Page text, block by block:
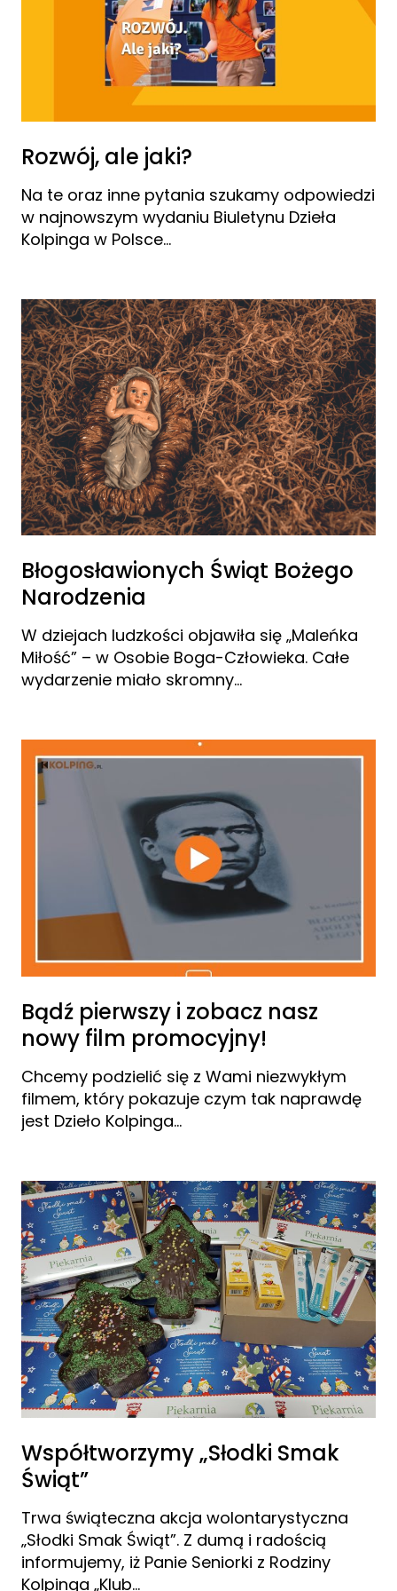
Rozwój, ale jaki?
Na te oraz inne pytania szukamy odpowiedzi
w najnowszym wydaniu Biuletynu Dzieła
Kolpinga w Polsce…
Błogosławionych Świąt Bożego
Narodzenia
W dziejach ludzkości objawiła się „Maleńka
Miłość” – w Osobie Boga-Człowieka. Całe
wydarzenie miało skromny…
Bądź pierwszy i zobacz nasz
nowy film promocyjny!
Chcemy podzielić się z Wami niezwykłym
filmem, który pokazuje czym tak naprawdę
jest Dzieło Kolpinga…
Współtworzymy „Słodki Smak
Świąt”
Trwa świąteczna akcja wolontarystyczna
„Słodki Smak Świąt”. Z dumą i radością
informujemy, iż Panie Seniorki z Rodziny
Kolpinga „Klub…